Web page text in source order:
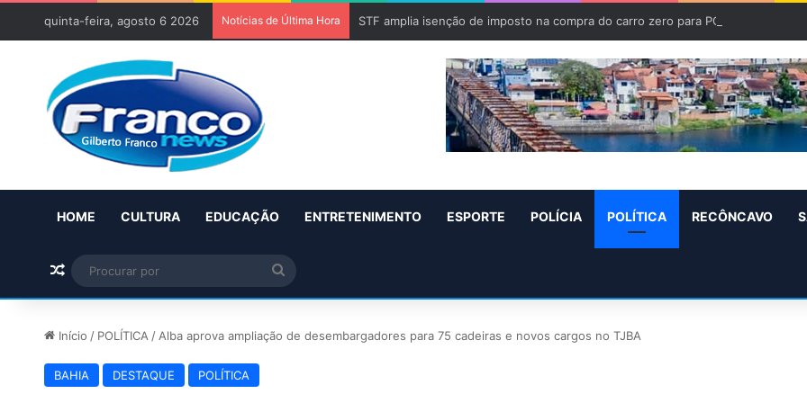
quinta-feira, agosto 6 2026 Notícias de Última Hora STF amplia isenção de imposto na compra do carro zero para PCD e pessoas
HOME CULTURA EDUCAÇÃO ENTRETENIMENTO ESPORTE POLÍCIA POLÍTICA RECÔNCAVO
Artigo aleatório
Procurar
por
Início / POLÍTICA / Alba aprova ampliação de desembargadores para 75 cadeiras e novos cargos no TJBA
BAHIA DESTAQUE POLÍTICA